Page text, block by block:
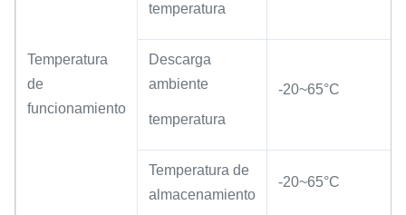
Temperatura
de
funcionamiento
temperatura
Descarga
ambiente
temperatura
-20~65°C
Temperatura de
almacenamiento
-20~65°C